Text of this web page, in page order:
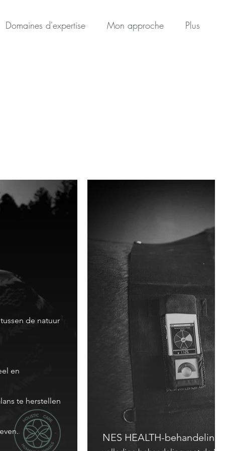
Domaines d'expertise Mon approche Plus
de natuur
en
te herstellen
NES HEALTH-behandeling
Gepatenteerde vloeibare